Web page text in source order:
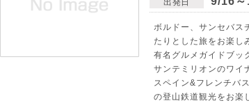
ボルドー、サンセバス
たりとした旅をお楽し
有名グルメガイドブッ
サンテミリオンのワイ
スペイン&フレンチバ
の登山鉄道観光をお楽